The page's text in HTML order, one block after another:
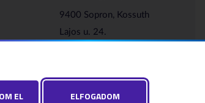
9400 Sopron, Kossuth
Lajos u. 24.
EL ELFOGADOM